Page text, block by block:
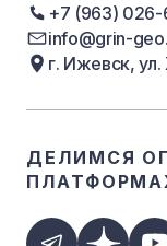
+7 (963) 026-
info@grin-
г. Ижевск,
ДЕЛИМСЯ